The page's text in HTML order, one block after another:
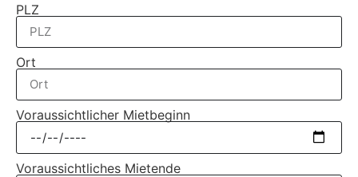
PLZ
Ort
Voraussichtlicher Mietbeginn
Voraussichtliches Mietende